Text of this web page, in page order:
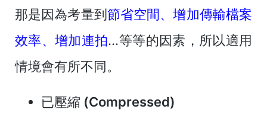
那是因為考量到節省空間、增加傳輸檔案
效率、增加連拍...等等的因素，所以適用
情境會有所不同。
已壓縮 (Compressed)